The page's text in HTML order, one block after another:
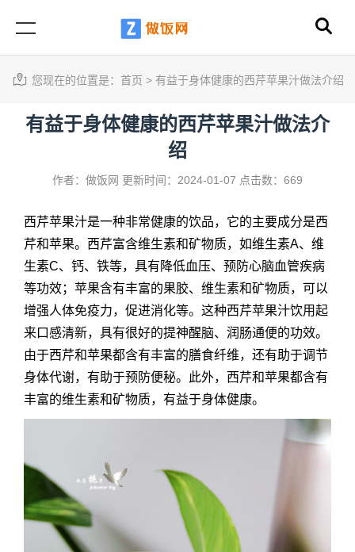
您现在的位置是： 首页 > 有益于身体健康的西芹苹果汁做法介绍
有益于身体健康的西芹苹果汁做法介
绍
作者：做饭网 更新时间：2024-01-07 点击数：669
西芹苹果汁是一种非常健康的饮品，它的主要成分是西
芹和苹果。西芹富含维生素和矿物质，如维生素A、维
生素C、钙、铁等，具有降低血压、预防心脑血管疾病
等功效；苹果含有丰富的果胶、维生素和矿物质，可以
增强人体免疫力，促进消化等。这种西芹苹果汁饮用起
来口感清新，具有很好的提神醒脑、润肠通便的功效。
由于西芹和苹果都含有丰富的膳食纤维，还有助于调节
身体代谢，有助于预防便秘。此外，西芹和苹果都含有
丰富的维生素和矿物质，有益于身体健康。